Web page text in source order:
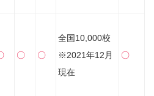
〇 〇
全国10,000校
※2021年12月
現在
〇